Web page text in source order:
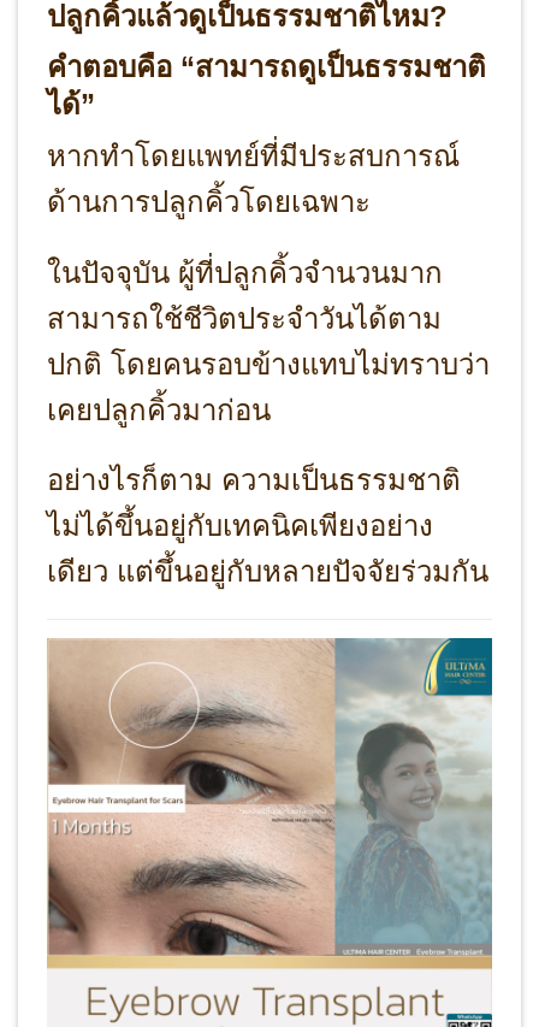
ปลูกคิ้วแล้วดูเป็นธรรมชาติไหม?
คำตอบคือ “สามารถดูเป็นธรรมชาติ
ได้”
หากทำโดยแพทย์ที่มีประสบการณ์
ด้านการปลูกคิ้วโดยเฉพาะ
ในปัจจุบัน ผู้ที่ปลูกคิ้วจำนวนมาก
สามารถใช้ชีวิตประจำวันได้ตาม
ปกติ โดยคนรอบข้างแทบไม่ทราบว่า
เคยปลูกคิ้วมาก่อน
อย่างไรก็ตาม ความเป็นธรรมชาติ
ไม่ได้ขึ้นอยู่กับเทคนิคเพียงอย่าง
เดียว แต่ขึ้นอยู่กับหลายปัจจัยร่วมกัน